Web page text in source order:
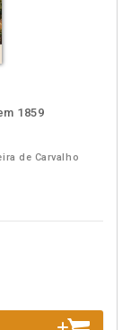
1859
de Carvalho